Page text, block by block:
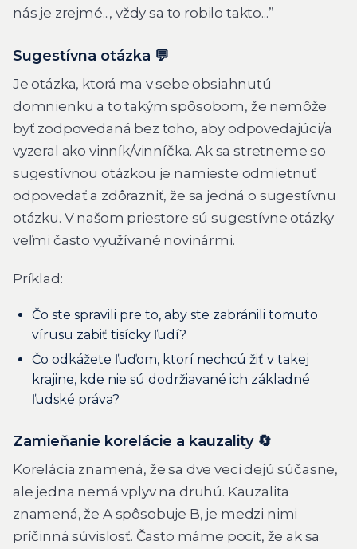
nás je zrejmé..., vždy sa to robilo takto...”
Sugestívna otázka 💬
Je otázka, ktorá ma v sebe obsiahnutú
domnienku a to takým spôsobom, že nemôže
byť zodpovedaná bez toho, aby odpovedajúci/a
vyzeral ako vinník/vinníčka. Ak sa stretneme so
sugestívnou otázkou je namieste odmietnuť
odpovedať a zdôrazniť, že sa jedná o sugestívnu
otázku. V našom priestore sú sugestívne otázky
veľmi často využívané novinármi.
Príklad:
Čo ste spravili pre to, aby ste zabránili tomuto
vírusu zabiť tisícky ľudí?
Čo odkážete ľuďom, ktorí nechcú žiť v takej
krajine, kde nie sú dodržiavané ich základné
ľudské práva?
Zamieňanie korelácie a kauzality 🔄
Korelácia znamená, že sa dve veci dejú súčasne,
ale jedna nemá vplyv na druhú. Kauzalita
znamená, že A spôsobuje B, je medzi nimi
príčinná súvislosť. Často máme pocit, že ak sa